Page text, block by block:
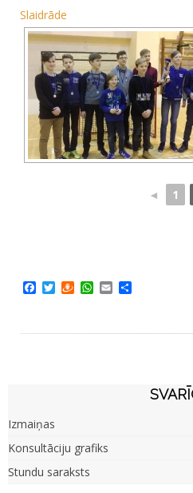
Slaidrāde
◄ 1
Facebook
TwitterDraugiem
WhatsApp
Email
Izmaiņas
Konsultāciju grafiks
Stundu saraksts